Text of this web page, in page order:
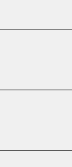
Obi for
THE